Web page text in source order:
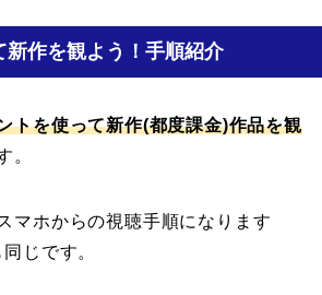
新作を観よう！手順紹介
トを使って新作(都度課金)作品を観
。
マホからの視聴手順になります
じです。